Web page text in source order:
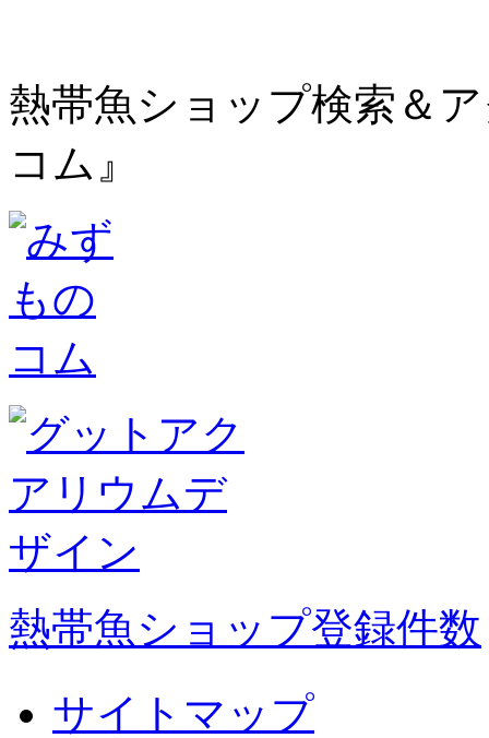
熱帯魚ショップ検索＆
コム』
熱帯魚ショップ登録件数
サイトマップ